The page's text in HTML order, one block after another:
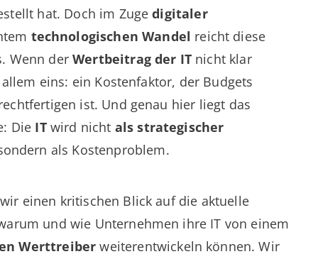
hat. Doch im Zugedigitaler
technologischen Wandel reicht diese
Wenn derWertbeitrag der ITnicht klar
eins: ein Kostenfaktor, der Budgets
ist. Und genau hier liegt das
Die ITwird nicht als strategischer
als Kostenproblem.
einen kritischen Blick auf die aktuelle
und wie Unternehmen ihre IT von einem
Werttreiberweiterentwickeln können. Wir